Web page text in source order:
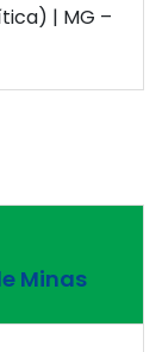
| MG –
Minas